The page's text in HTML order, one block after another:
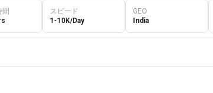
間
スピード
1-10K/Day
GEO
India